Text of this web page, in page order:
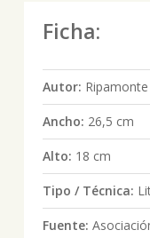
Ficha:
Autor: Ripamonte
Ancho: 26,5 cm
Alto: 18 cm
Tipo / Técnica:
Fuente: